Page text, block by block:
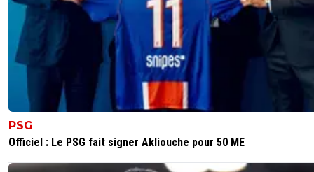
PSG
Officiel : Le PSG fait signer Akliouche pour 50 ME